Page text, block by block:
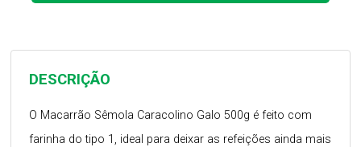
DESCRIÇÃO
O Macarrão Sêmola Caracolino Galo 500g é feito com
farinha do tipo 1, ideal para deixar as refeições ainda mais